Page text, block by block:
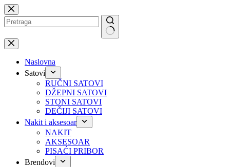
Preskoči
na
No
results
Naslovna
Satovi
RUČNI SATOVI
DŽEPNI SATOVI
STONI SATOVI
DEČIJI SATOVI
Nakit i aksesoar
NAKIT
AKSESOAR
PISAĆI PRIBOR
Brendovi